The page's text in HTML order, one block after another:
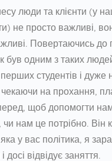
люди та клієнти (у
не просто важливі,
Повертаючись до
був одним з таких
студентів і дуже
чекаючи на прохання,
щоб допомогти
чи нам це потрібно. Він
у вас політика, я
досі відвідує заняття.